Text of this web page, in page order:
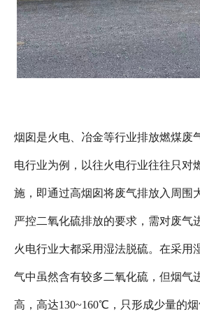
烟囱是火电、冶金等行业排放燃煤废
电行业为例，以往火电行业往往只对
施，即通过高烟囱将废气排放入周围
严控二氧化硫排放的要求，需对废气
火电行业大都采用湿法脱硫。在采用
气中虽然含有较多二氧化硫，但烟气
高，高达130~160℃，只形成少量的